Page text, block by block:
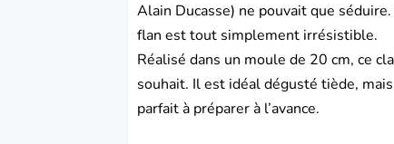
Alain Ducasse) ne pouvait que
flan est tout simplement irrésistible.
Réalisé dans un moule de 20 cm, ce
souhait. Il est idéal dégusté tiède,
parfait à préparer à l’avance.